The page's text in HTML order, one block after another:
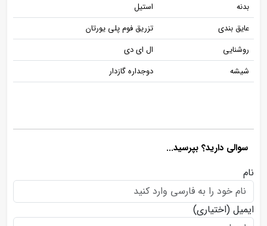
بدنه
استیل
عایق بندی
تزریق فوم پلی یورتان
روشنایی
ال ای دی
شیشه
دوجداره گازدار
سوالی دارید؟ بپرسید...
نام
ایمیل (اختیاری)